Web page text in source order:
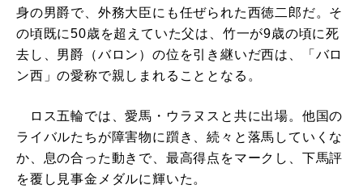
身の男爵で、外務大臣にも任ぜられた西徳二郎だ。そ
の頃既に50歳を超えていた父は、竹一が9歳の頃に死
去し、男爵（バロン）の位を引き継いだ西は、「バロ
ン西」の愛称で親しまれることとなる。
ロス五輪では、愛馬・ウラヌスと共に出場。他国の
ライバルたちが障害物に躓き、続々と落馬していくな
か、息の合った動きで、最高得点をマークし、下馬評
を覆し見事金メダルに輝いた。